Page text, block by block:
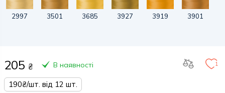
2997 3501 3685 3927 3919 3901
205 ₴ В наявності 1
190₴/шт. від 12 шт.